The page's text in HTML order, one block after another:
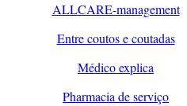
ALLCARE-management
Entre coutos e coutadas
Médico explica
Pharmacia de serviço